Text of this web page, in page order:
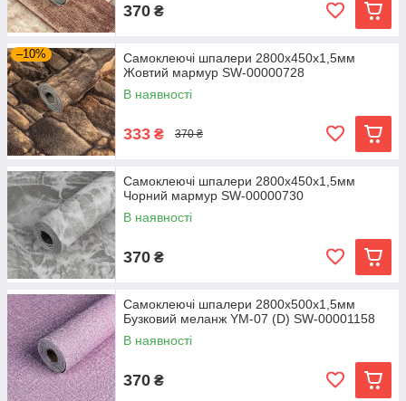
370 ₴
–10%
Самоклеючі шпалери 2800х450х1,5мм
Жовтий мармур SW-00000728
В наявності
333 ₴ 370 ₴
Самоклеючі шпалери 2800х450х1,5мм
Чорний мармур SW-00000730
В наявності
370 ₴
Самоклеючі шпалери 2800х500х1,5мм
Бузковий меланж YM-07 (D) SW-00001158
В наявності
370 ₴